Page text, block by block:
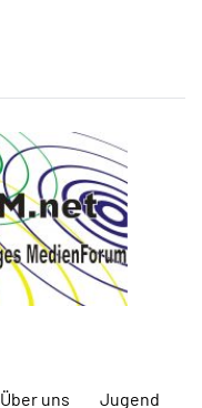
Über uns Jugend